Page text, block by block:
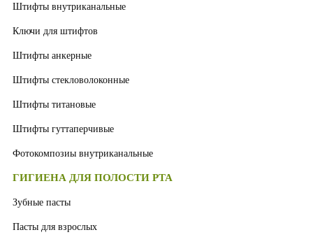
Штифты внутриканальные
Ключи для штифтов
Штифты анкерные
Штифты стекловолоконные
Штифты титановые
Штифты гуттаперчивые
Фотокомпозиы внутриканальные
ГИГИЕНА ДЛЯ ПОЛОСТИ РТА
Зубные пасты
Пасты для взрослых